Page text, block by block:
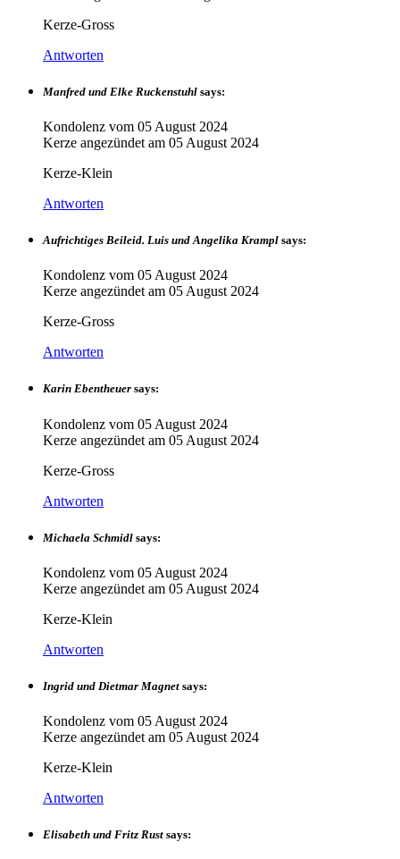
Kerze-Gross
Antworten
Manfred und Elke Ruckenstuhl says:
Kondolenz vom 05 August 2024
Kerze angezündet am 05 August 2024
Kerze-Klein
Antworten
Aufrichtiges Beileid. Luis und Angelika Krampl says:
Kondolenz vom 05 August 2024
Kerze angezündet am 05 August 2024
Kerze-Gross
Antworten
Karin Ebentheuer says:
Kondolenz vom 05 August 2024
Kerze angezündet am 05 August 2024
Kerze-Gross
Antworten
Michaela Schmidl says:
Kondolenz vom 05 August 2024
Kerze angezündet am 05 August 2024
Kerze-Klein
Antworten
Ingrid und Dietmar Magnet says:
Kondolenz vom 05 August 2024
Kerze angezündet am 05 August 2024
Kerze-Klein
Antworten
Elisabeth und Fritz Rust says: